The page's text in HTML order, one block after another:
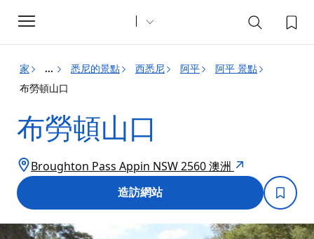
Toggle
navigation
家 ... 悉尼的景點 西悉尼 阿平
阿平 景點
布勞頓山口
布勞頓山口
Broughton Pass Appin NSW 2560 澳洲
造訪網站